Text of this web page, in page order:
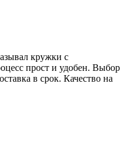
кружки с
прост и удобен. Выбор
в срок. Качество на